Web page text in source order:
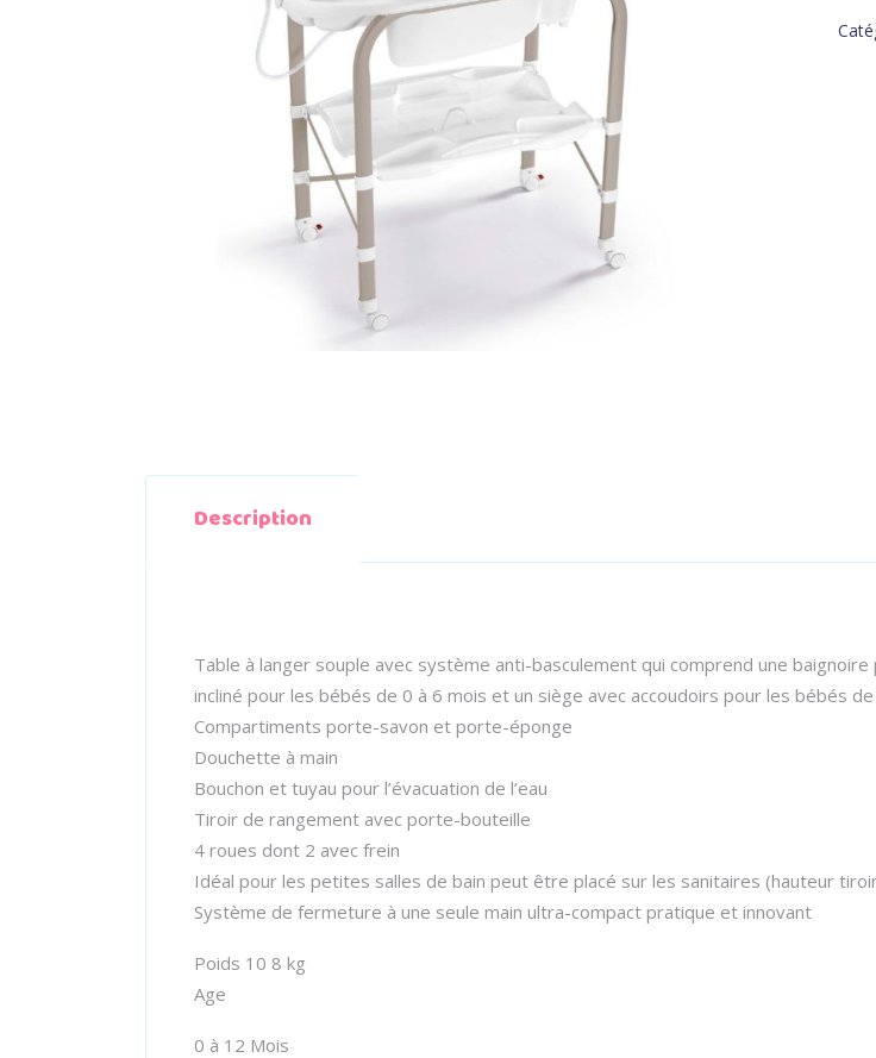
Description
Table à langer souple avec système anti-basculement qui comprend une
incliné pour les bébés de 0 à 6 mois et un siège avec accoudoirs pour les bébés
Compartiments porte-savon et porte-éponge
Douchette à main
Bouchon et tuyau pour l’évacuation de l’eau
Tiroir de rangement avec porte-bouteille
4 roues dont 2 avec frein
Idéal pour les petites salles de bain peut être placé sur les sanitaires (hauteur
Système de fermeture à une seule main ultra-compact pratique et innovant
Poids 10 8 kg
Age
0 à 12 Mois